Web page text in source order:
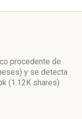
procedente de
y se detecta
(1.12K shares)